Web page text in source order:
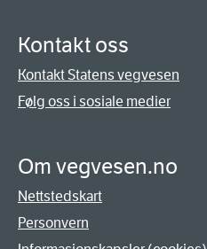
Kontakt oss
Kontakt Statens vegvesen
Følg oss i sosiale medier
Om vegvesen.no
Nettstedskart
Personvern